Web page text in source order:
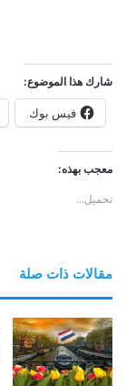
شارك هذا الموضوع:
فيس بوك
معجب بهذه:
تحميل...
مقالات ذات صلة